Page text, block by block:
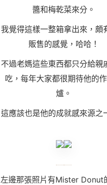
醬和梅乾菜來分。
我覺得這樣一整箱拿出來，頗
販售的感覺，哈哈！
不過老媽這些東西都只分給親
吃，每年大家都很期待他的
爐。
這應該也是他的成就感來源之
左邊那張照片有Mister Donut